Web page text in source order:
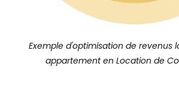
Exemple d'optimisation de revenus
appartement en Location de